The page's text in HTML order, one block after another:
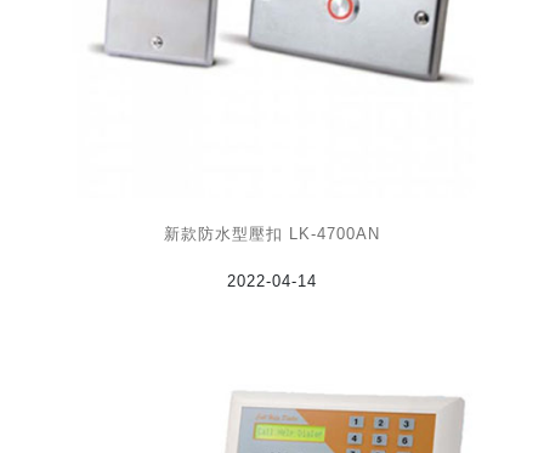
新款防水型壓扣 LK-4700AN
2022-04-14